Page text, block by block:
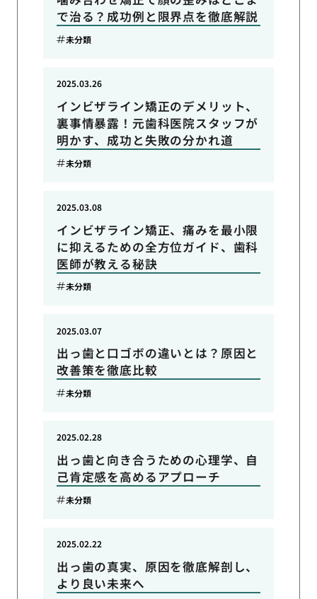
で治る？成功例と限界点を徹底解説
未分類
インビザライン矯正のデメリット、
裏事情暴露！元歯科医院スタッフが
明かす、成功と失敗の分かれ道
2025.03.26
未分類
インビザライン矯正、痛みを最小限
に抑えるための全方位ガイド、歯科
医師が教える秘訣
2025.03.08
未分類
出っ歯と口ゴボの違いとは？原因と
改善策を徹底比較
2025.03.07
未分類
出っ歯と向き合うための心理学、自
己肯定感を高めるアプローチ
2025.02.28
未分類
出っ歯の真実、原因を徹底解剖し、
より良い未来へ
2025.02.22